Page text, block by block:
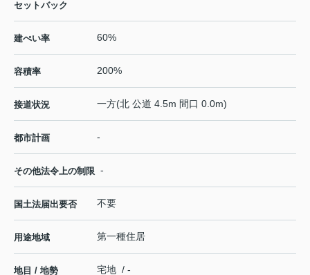
セットバック
建ぺい率 60%
容積率 200%
接道状況 一方(北 公道 4.5m 間口 0.0m)
都市計画 -
その他法令上の制限 -
国土法届出要否 不要
用途地域 第一種住居
地目 / 地勢 宅地 / -